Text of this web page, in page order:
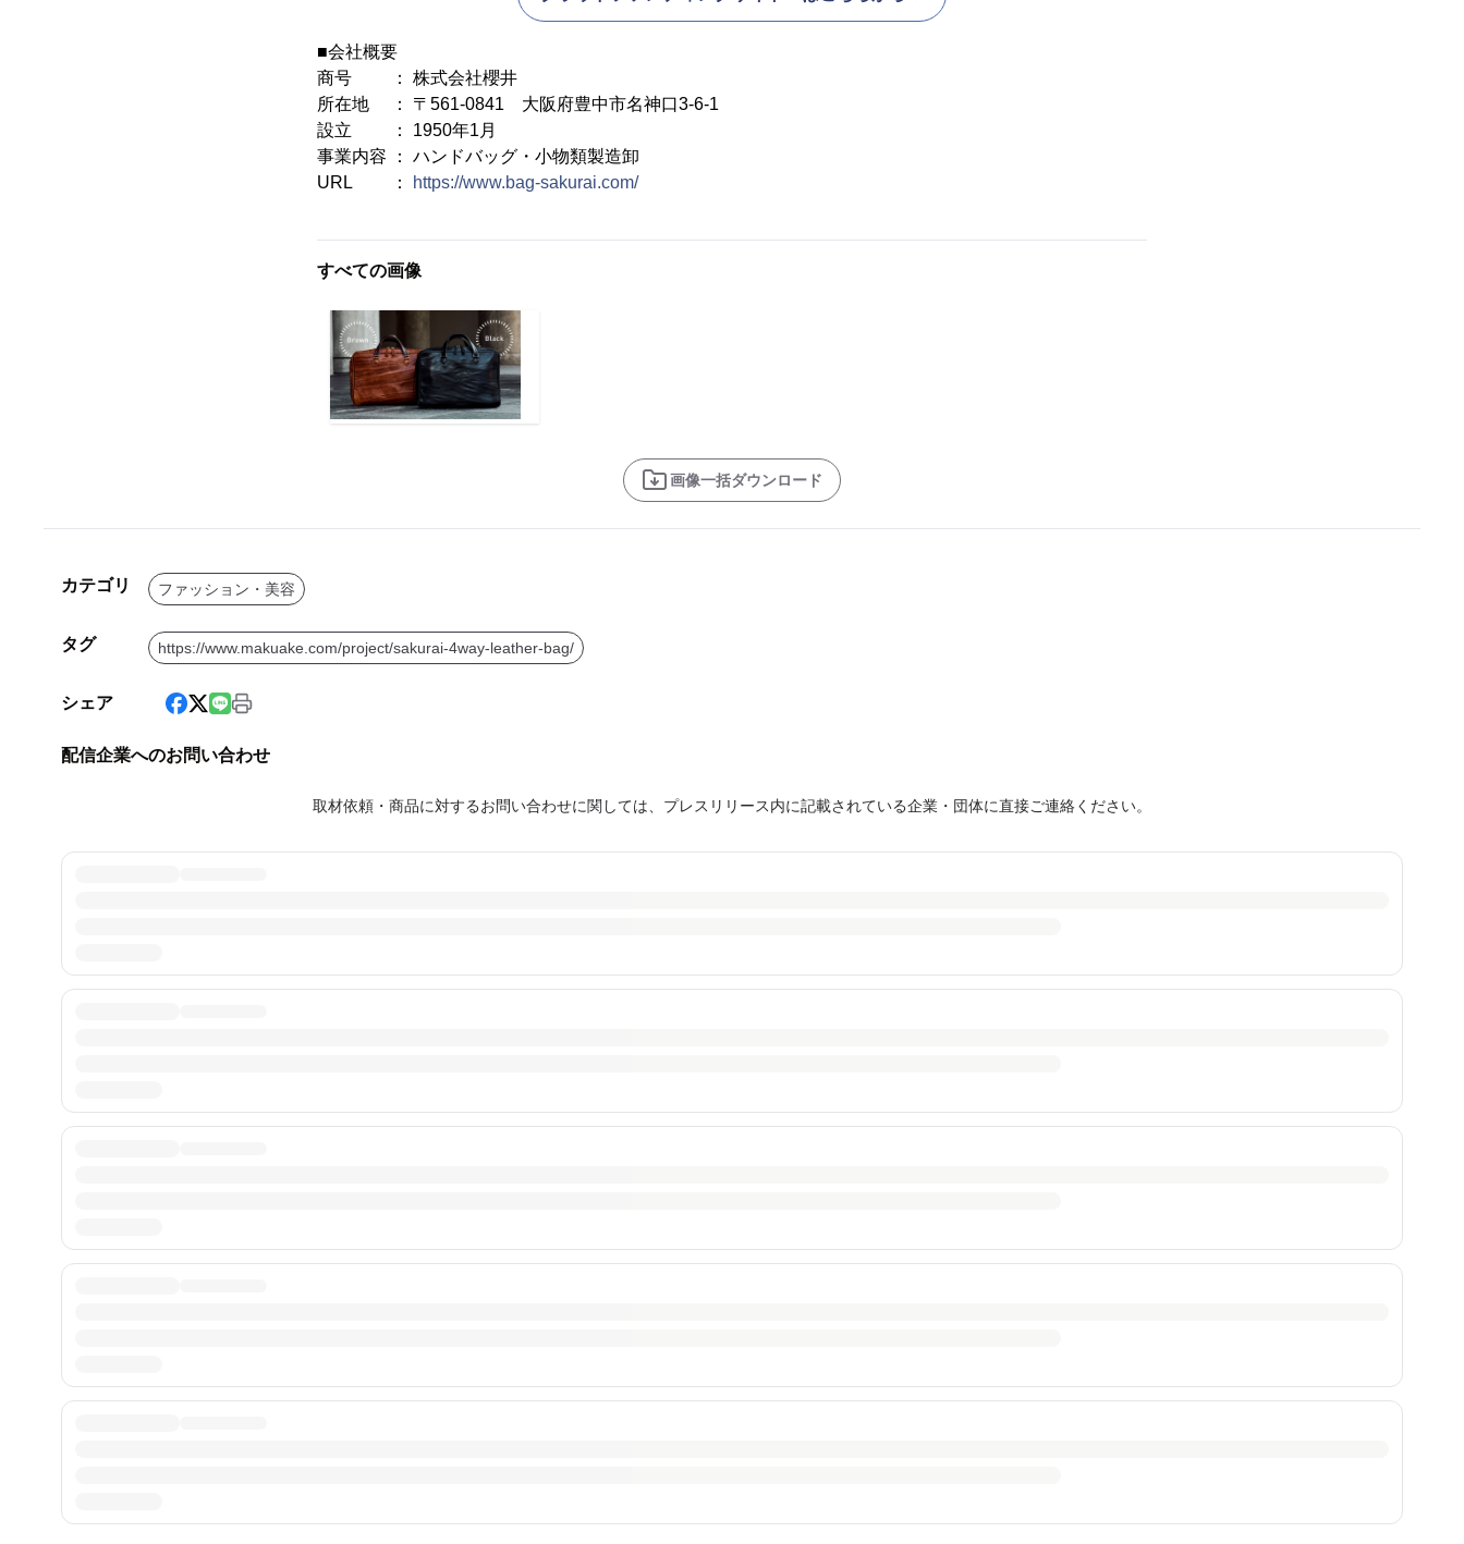
■会社概要
商号 ： 株式会社櫻井
所在地 ： 〒561-0841 大阪府豊中市名神口3-6-1
設立 ： 1950年1月
事業内容 ： ハンドバッグ・小物類製造卸
URL ：
https://www.bag-sakurai.com/
すべての画像
画像一括ダウンロード
カテゴリ ファッション・美容
タグ https://www.makuake.com/project/sakurai-4way-leather-bag/
シェア
配信企業へのお問い合わせ
取材依頼・商品に対するお問い合わせに関しては、プレスリリース内に記載されている企業・団体に直接ご連絡ください。